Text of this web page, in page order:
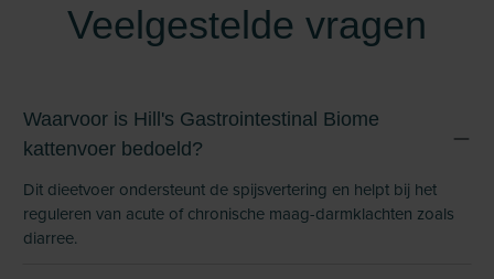
Veelgestelde vragen
Waarvoor is Hill's Gastrointestinal Biome
kattenvoer bedoeld?
Dit dieetvoer ondersteunt de spijsvertering en helpt bij het
reguleren van acute of chronische maag-darmklachten zoals
diarree.